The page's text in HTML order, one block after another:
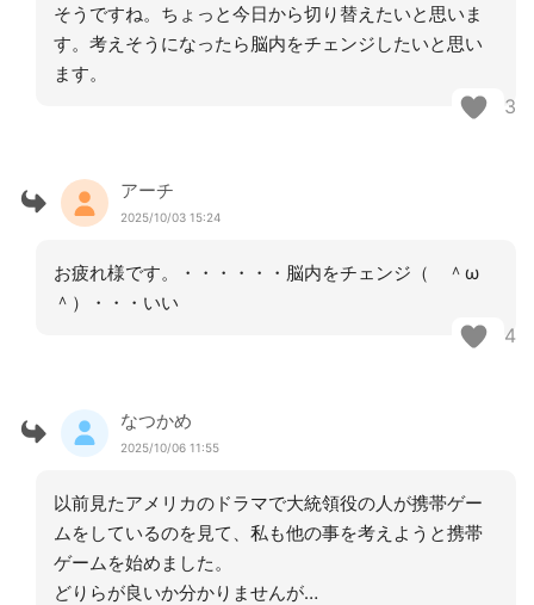
そうですね。ちょっと今日から切り替えたいと思いま
す。考えそうになったら脳内をチェンジしたいと思い
ます。
3
アーチ
2025/10/03 15:24
お疲れ様です。・・・・・・脳内をチェンジ（ ＾ω
＾）・・・いい
4
なつかめ
2025/10/06 11:55
以前見たアメリカのドラマで大統領役の人が携帯ゲー
ムをしているのを見て、私も他の事を考えようと携帯
ゲームを始めました。
どりらが良いか分かりませんが…